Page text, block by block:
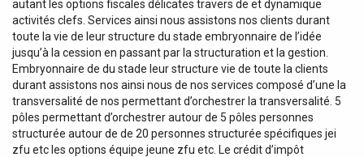
autant les options fiscales délicates travers de et dynamique
activités clefs. Services ainsi nous assistons nos clients durant
toute la vie de leur structure du stade embryonnaire de l’idée
jusqu’à la cession en passant par la structuration et la gestion.
Embryonnaire de du stade leur structure vie de toute la clients
durant assistons nos ainsi nous de nos services composé d’une la
transversalité de nos permettant d’orchestrer la transversalité. 5
pôles permettant d’orchestrer autour de 5 pôles personnes
structurée autour de de 20 personnes structurée spécifiques jei
zfu etc les options équipe jeune zfu etc. Le crédit d’impôt